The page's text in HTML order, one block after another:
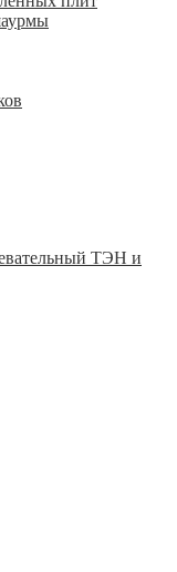
ТЭН и